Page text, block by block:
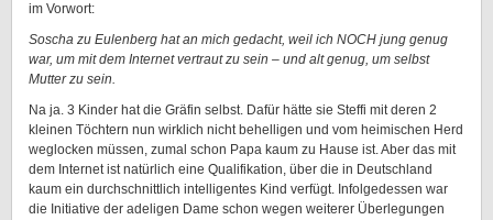
im Vorwort:
Soscha zu Eulenberg hat an mich gedacht, weil ich NOCH jung genug
war, um mit dem Internet vertraut zu sein – und alt genug, um selbst
Mutter zu sein.
Na ja. 3 Kinder hat die Gräfin selbst. Dafür hätte sie Steffi mit deren 2
kleinen Töchtern nun wirklich nicht behelligen und vom heimischen Herd
weglocken müssen, zumal schon Papa kaum zu Hause ist. Aber das mit
dem Internet ist natürlich eine Qualifikation, über die in Deutschland
kaum ein durchschnittlich intelligentes Kind verfügt. Infolgedessen war
die Initiative der adeligen Dame schon wegen weiterer Überlegungen